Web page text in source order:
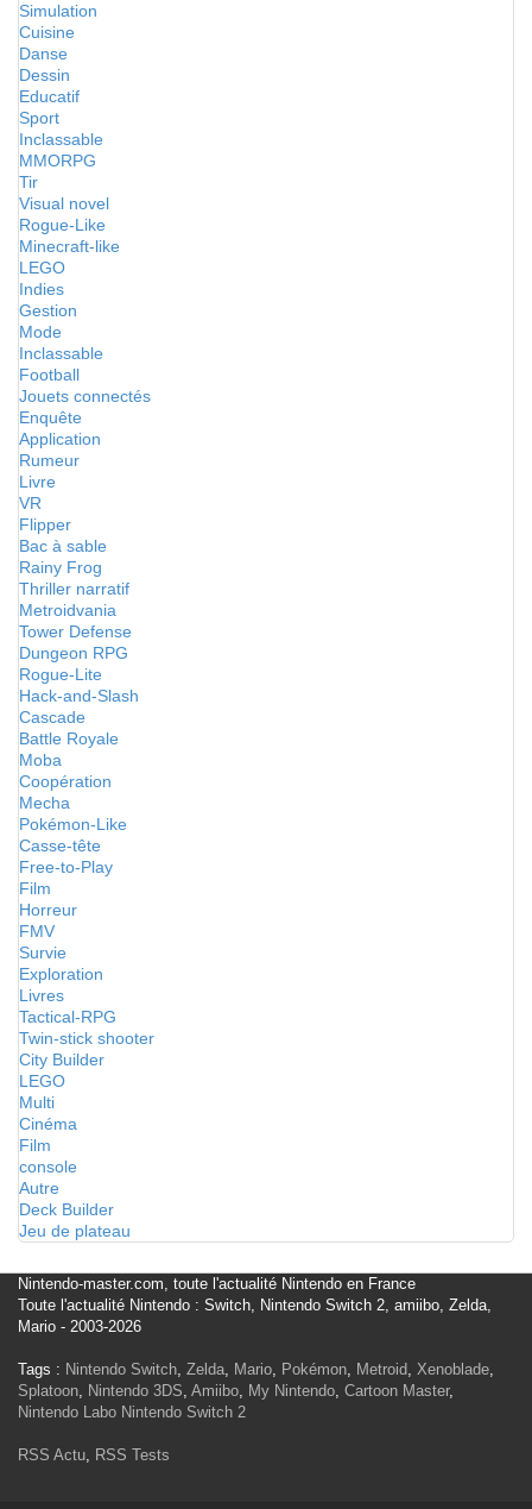
Simulation
Cuisine
Danse
Dessin
Educatif
Sport
Inclassable
MMORPG
Tir
Visual novel
Rogue-Like
Minecraft-like
LEGO
Indies
Gestion
Mode
Inclassable
Football
Jouets connectés
Enquête
Application
Rumeur
Livre
VR
Flipper
Bac à sable
Rainy Frog
Thriller narratif
Metroidvania
Tower Defense
Dungeon RPG
Rogue-Lite
Hack-and-Slash
Cascade
Battle Royale
Moba
Coopération
Mecha
Pokémon-Like
Casse-tête
Free-to-Play
Film
Horreur
FMV
Survie
Exploration
Livres
Tactical-RPG
Twin-stick shooter
City Builder
LEGO
Multi
Cinéma
Film
console
Autre
Deck Builder
Jeu de plateau
Nintendo-master.com, toute l'actualité Nintendo en France
Toute l'actualité Nintendo : Switch, Nintendo Switch 2, amiibo, Zelda,
Mario - 2003-2026
Tags : Nintendo Switch, Zelda, Mario, Pokémon, Metroid, Xenoblade,
Splatoon, Nintendo 3DS, Amiibo, My Nintendo, Cartoon Master,
Nintendo Labo Nintendo Switch 2
RSS Actu, RSS Tests